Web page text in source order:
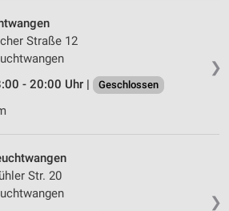
❯
Straße 12
- 20:00 Uhr |
Geschlossen
❯
Str. 20